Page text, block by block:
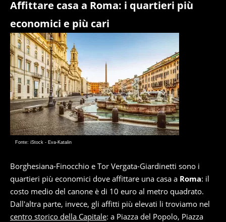
Affittare casa a Roma: i quartieri più
economici e più cari
Fonte: iStock - Eva-Katalin
Borghesiana-Finocchio e Tor Vergata-Giardinetti sono i
quartieri più economici dove affittare una casa a Roma: il
costo medio del canone è di 10 euro al metro quadrato.
Dall'altra parte, invece, gli affitti più elevati li troviamo nel
centro storico della Capitale: a Piazza del Popolo, Piazza